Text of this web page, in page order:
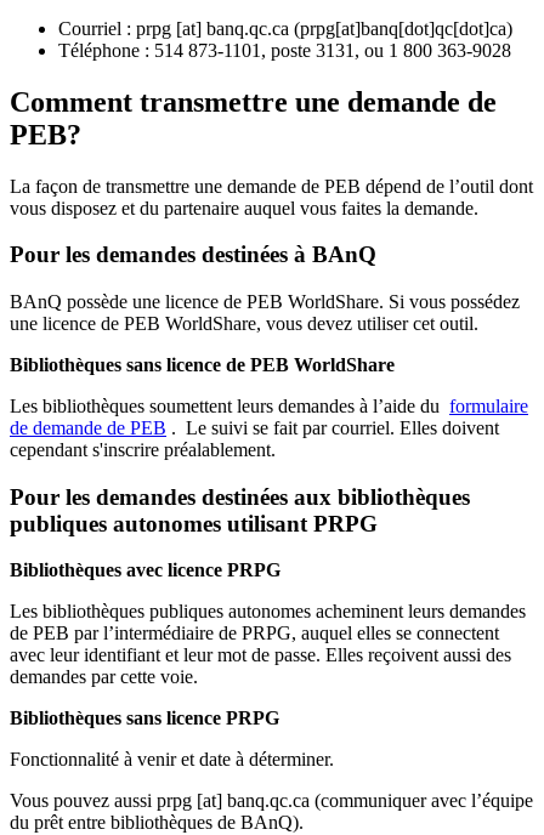
Courriel : prpg [at] banq.qc.ca (prpg[at]banq[dot]qc[dot]ca)
Téléphone : 514 873-1101, poste 3131, ou 1 800 363-9028
Comment transmettre une demande de
PEB?
La façon de transmettre une demande de PEB dépend de l’outil dont
vous disposez et du partenaire auquel vous faites la demande.
Pour les demandes destinées à BAnQ
BAnQ possède une licence de PEB WorldShare. Si vous possédez
une licence de PEB WorldShare, vous devez utiliser cet outil.
Bibliothèques sans licence de PEB WorldShare
Les bibliothèques soumettent leurs demandes à l’aide du formulaire
de demande de PEB . Le suivi se fait par courriel. Elles doivent
cependant s'inscrire préalablement.
Pour les demandes destinées aux bibliothèques
publiques autonomes utilisant PRPG
Bibliothèques avec licence PRPG
Les bibliothèques publiques autonomes acheminent leurs demandes
de PEB par l’intermédiaire de PRPG, auquel elles se connectent
avec leur identifiant et leur mot de passe. Elles reçoivent aussi des
demandes par cette voie.
Bibliothèques sans licence PRPG
Fonctionnalité à venir et date à déterminer.
Vous pouvez aussi prpg [at] banq.qc.ca (communiquer avec l’équipe
du prêt entre bibliothèques de BAnQ).